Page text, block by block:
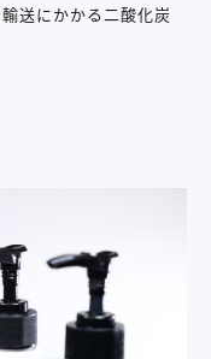
送にかかる二酸化炭